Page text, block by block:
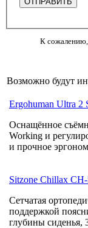
К сожалению,
Возможно будут
Ergohuman Ultra 2
Оснащённое
Working и
и прочное
Sitzone Chillax
Сетчатая
поддержкой
глубины сиденья,